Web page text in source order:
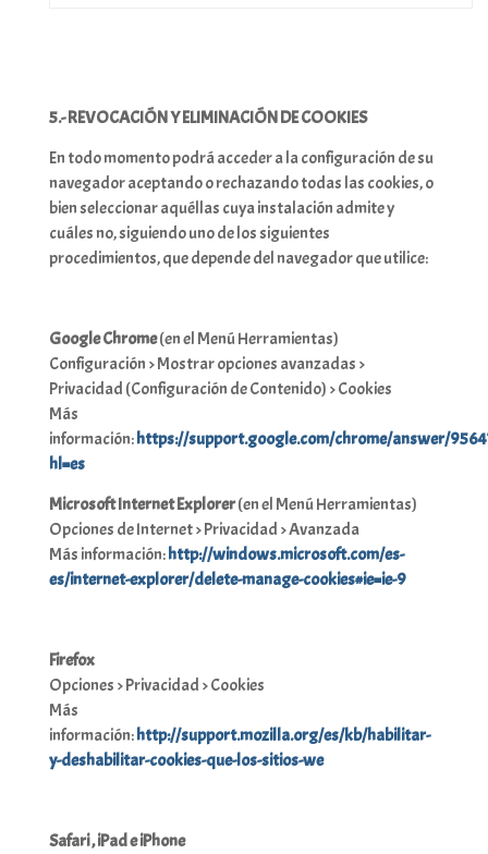
5.- REVOCACIÓN Y ELIMINACIÓN DE COOKIES
En todo momento podrá acceder a la configuración de su
navegador aceptando o rechazando todas las cookies, o
bien seleccionar aquéllas cuya instalación admite y
cuáles no, siguiendo uno de los siguientes
procedimientos, que depende del navegador que utilice:
Google Chrome(en el Menú Herramientas)
Configuración > Mostrar opciones avanzadas >
Privacidad (Configuración de Contenido) > Cookies
Más
información:https://support.google.com/chrome/answer/
hl=es
Microsoft Internet Explorer(en el Menú Herramientas)
Opciones de Internet > Privacidad > Avanzada
Más información:http://windows.microsoft.com/es-
es/internet-explorer/delete-manage-cookies#ie=ie-9
Firefox
Opciones > Privacidad > Cookies
Más
información:http://support.mozilla.org/es/kb/habilitar-
y-deshabilitar-cookies-que-los-sitios-we
Safari , iPad e iPhone